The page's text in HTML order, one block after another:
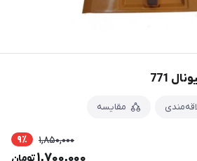
771
مقایسه
1,850,000 9٪